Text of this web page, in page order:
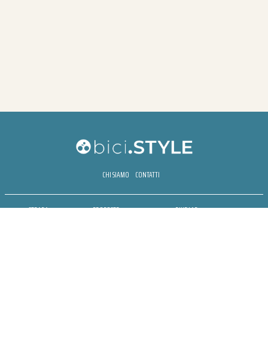
CHI SIAMO CONTATTI
STRADA
PROPOSTE
BIKE LAB